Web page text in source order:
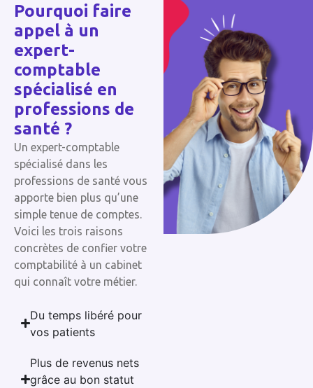
Pourquoi faire
appel à un
expert-
comptable
spécialisé en
professions de
santé ?
Un expert-comptable
spécialisé dans les
professions de santé vous
apporte bien plus qu’une
simple tenue de comptes.
Voici les trois raisons
concrètes de confier votre
comptabilité à un cabinet
qui connaît votre métier.
Du temps libéré pour
vos patients
Plus de revenus nets
grâce au bon statut